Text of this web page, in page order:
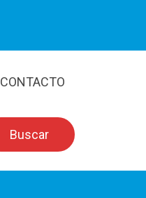
CONTACTO